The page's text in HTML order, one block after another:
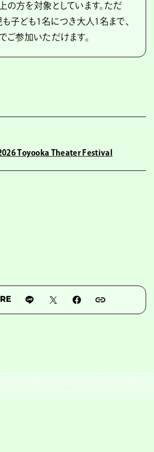
方を対象としています。ただ
も子ども1名につき大人1名まで、
ご参加いただけます。
Toyooka Theater Festival